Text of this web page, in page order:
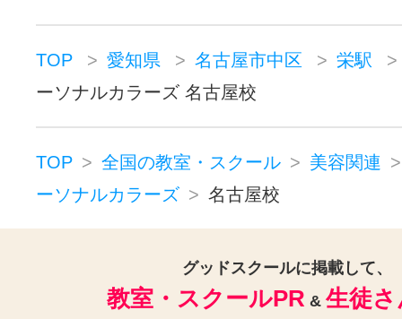
TOP 愛知県 名古屋市中区
栄駅
ーソナルカラーズ 名古屋校
TOP 全国の教室・スクール
美容関連
ーソナルカラーズ
名古屋校
グッドスクールに掲載して、
教室・スクールPR & 生徒